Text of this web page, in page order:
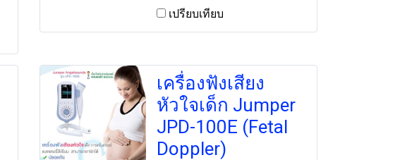
เปรียบเทียบ
เครื่องฟังเสียง
หัวใจเด็ก Jumper
JPD-100E (Fetal
Doppler)